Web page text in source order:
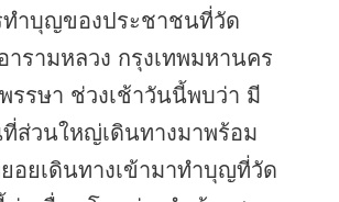
ทำบุญของประชาชนที่วัด
ารามหลวง กรุงเทพมหานคร
รรษา ช่วงเช้าวันนี้พบว่า มี
ส่วนใหญ่เดินทางมาพร้อม
อยเดินทางเข้ามาทำบุญที่วัด